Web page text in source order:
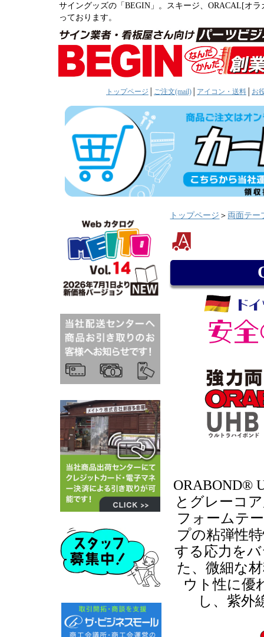
サイングッズの「BEGIN」。スキージ、ORACAL[オ
っております。
トップページ ご注文(mail) アイコン・送料 お
トップページ ＞ 両面テー
ORABOND®
とグレーコ
フォームテ
プの粘弾性
する応力を
た、微細な
ウト性に優
し、紫外